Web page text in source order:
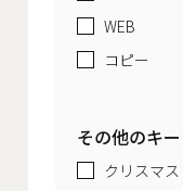
WEB
コピー
その他のキ
クリスマス